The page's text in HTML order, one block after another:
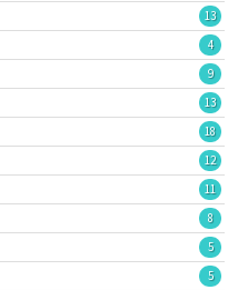
13
4
9
13
18
12
11
8
5
5